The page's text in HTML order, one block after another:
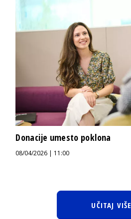
Donacije umesto poklona
08/04/2026 | 11:00
UČITAJ VIŠE